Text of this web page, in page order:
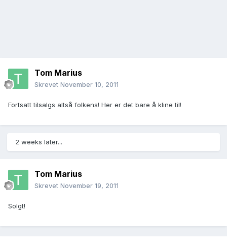
Tom Marius
Skrevet November 10, 2011
Fortsatt tilsalgs altså folkens! Her er det bare å kline til!
2 weeks later...
Tom Marius
Skrevet November 19, 2011
Solgt!